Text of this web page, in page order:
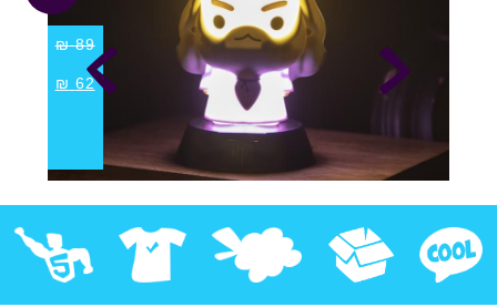
89
₪
62
₪